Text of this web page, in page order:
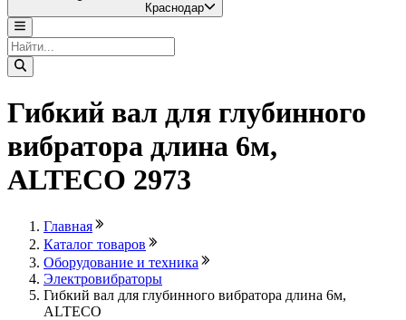
Краснодар
Гибкий вал для глубинного
вибратора длина 6м,
ALTECO 2973
Главная
Каталог товаров
Оборудование и техника
Электровибраторы
Гибкий вал для глубинного вибратора длина 6м,
ALTECO